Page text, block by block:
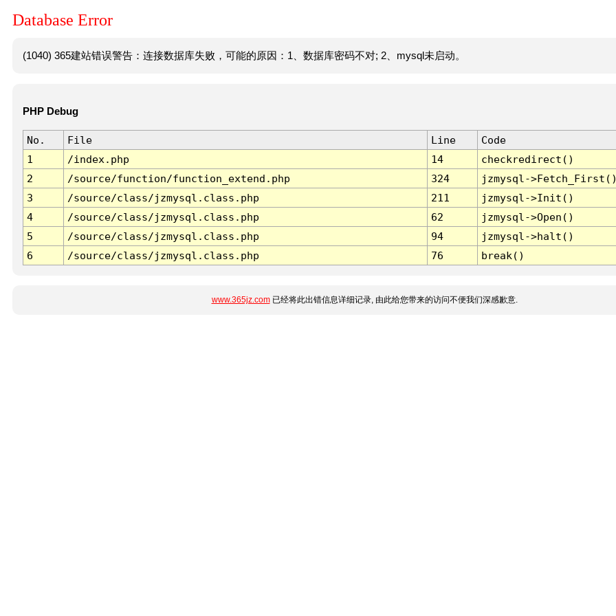
Database Error
(1040) 365建站错误警告：连接数据库失败，可能的原因：1、数据库密码不对; 2、mysql未启动。
PHP Debug
No. File Line
Code
1
/index.php 14
checkredirect()
2
/source/function/function_extend.php 324
jzmysql-
3
/source/class/jzmysql.class.php 211
jzmysql->Init()
4
/source/class/jzmysql.class.php 62
jzmysql->Open()
5
/source/class/jzmysql.class.php 94
jzmysql->halt()
6
/source/class/jzmysql.class.php 76 break()
www.365jz.com已经将此出错信息详细记录, 由此给您带来的访问不便我们深感歉意.